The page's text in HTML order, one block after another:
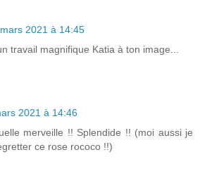
2021 à 14:45
travail magnifique Katia à ton image...
2021 à 14:46
merveille !! Splendide !! (moi aussi je
ce rose rococo !!)